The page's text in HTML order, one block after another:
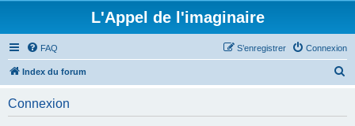
L'Appel de l'imaginaire
FAQ Connexion
S’enregistrer
Index du forum
Connexion